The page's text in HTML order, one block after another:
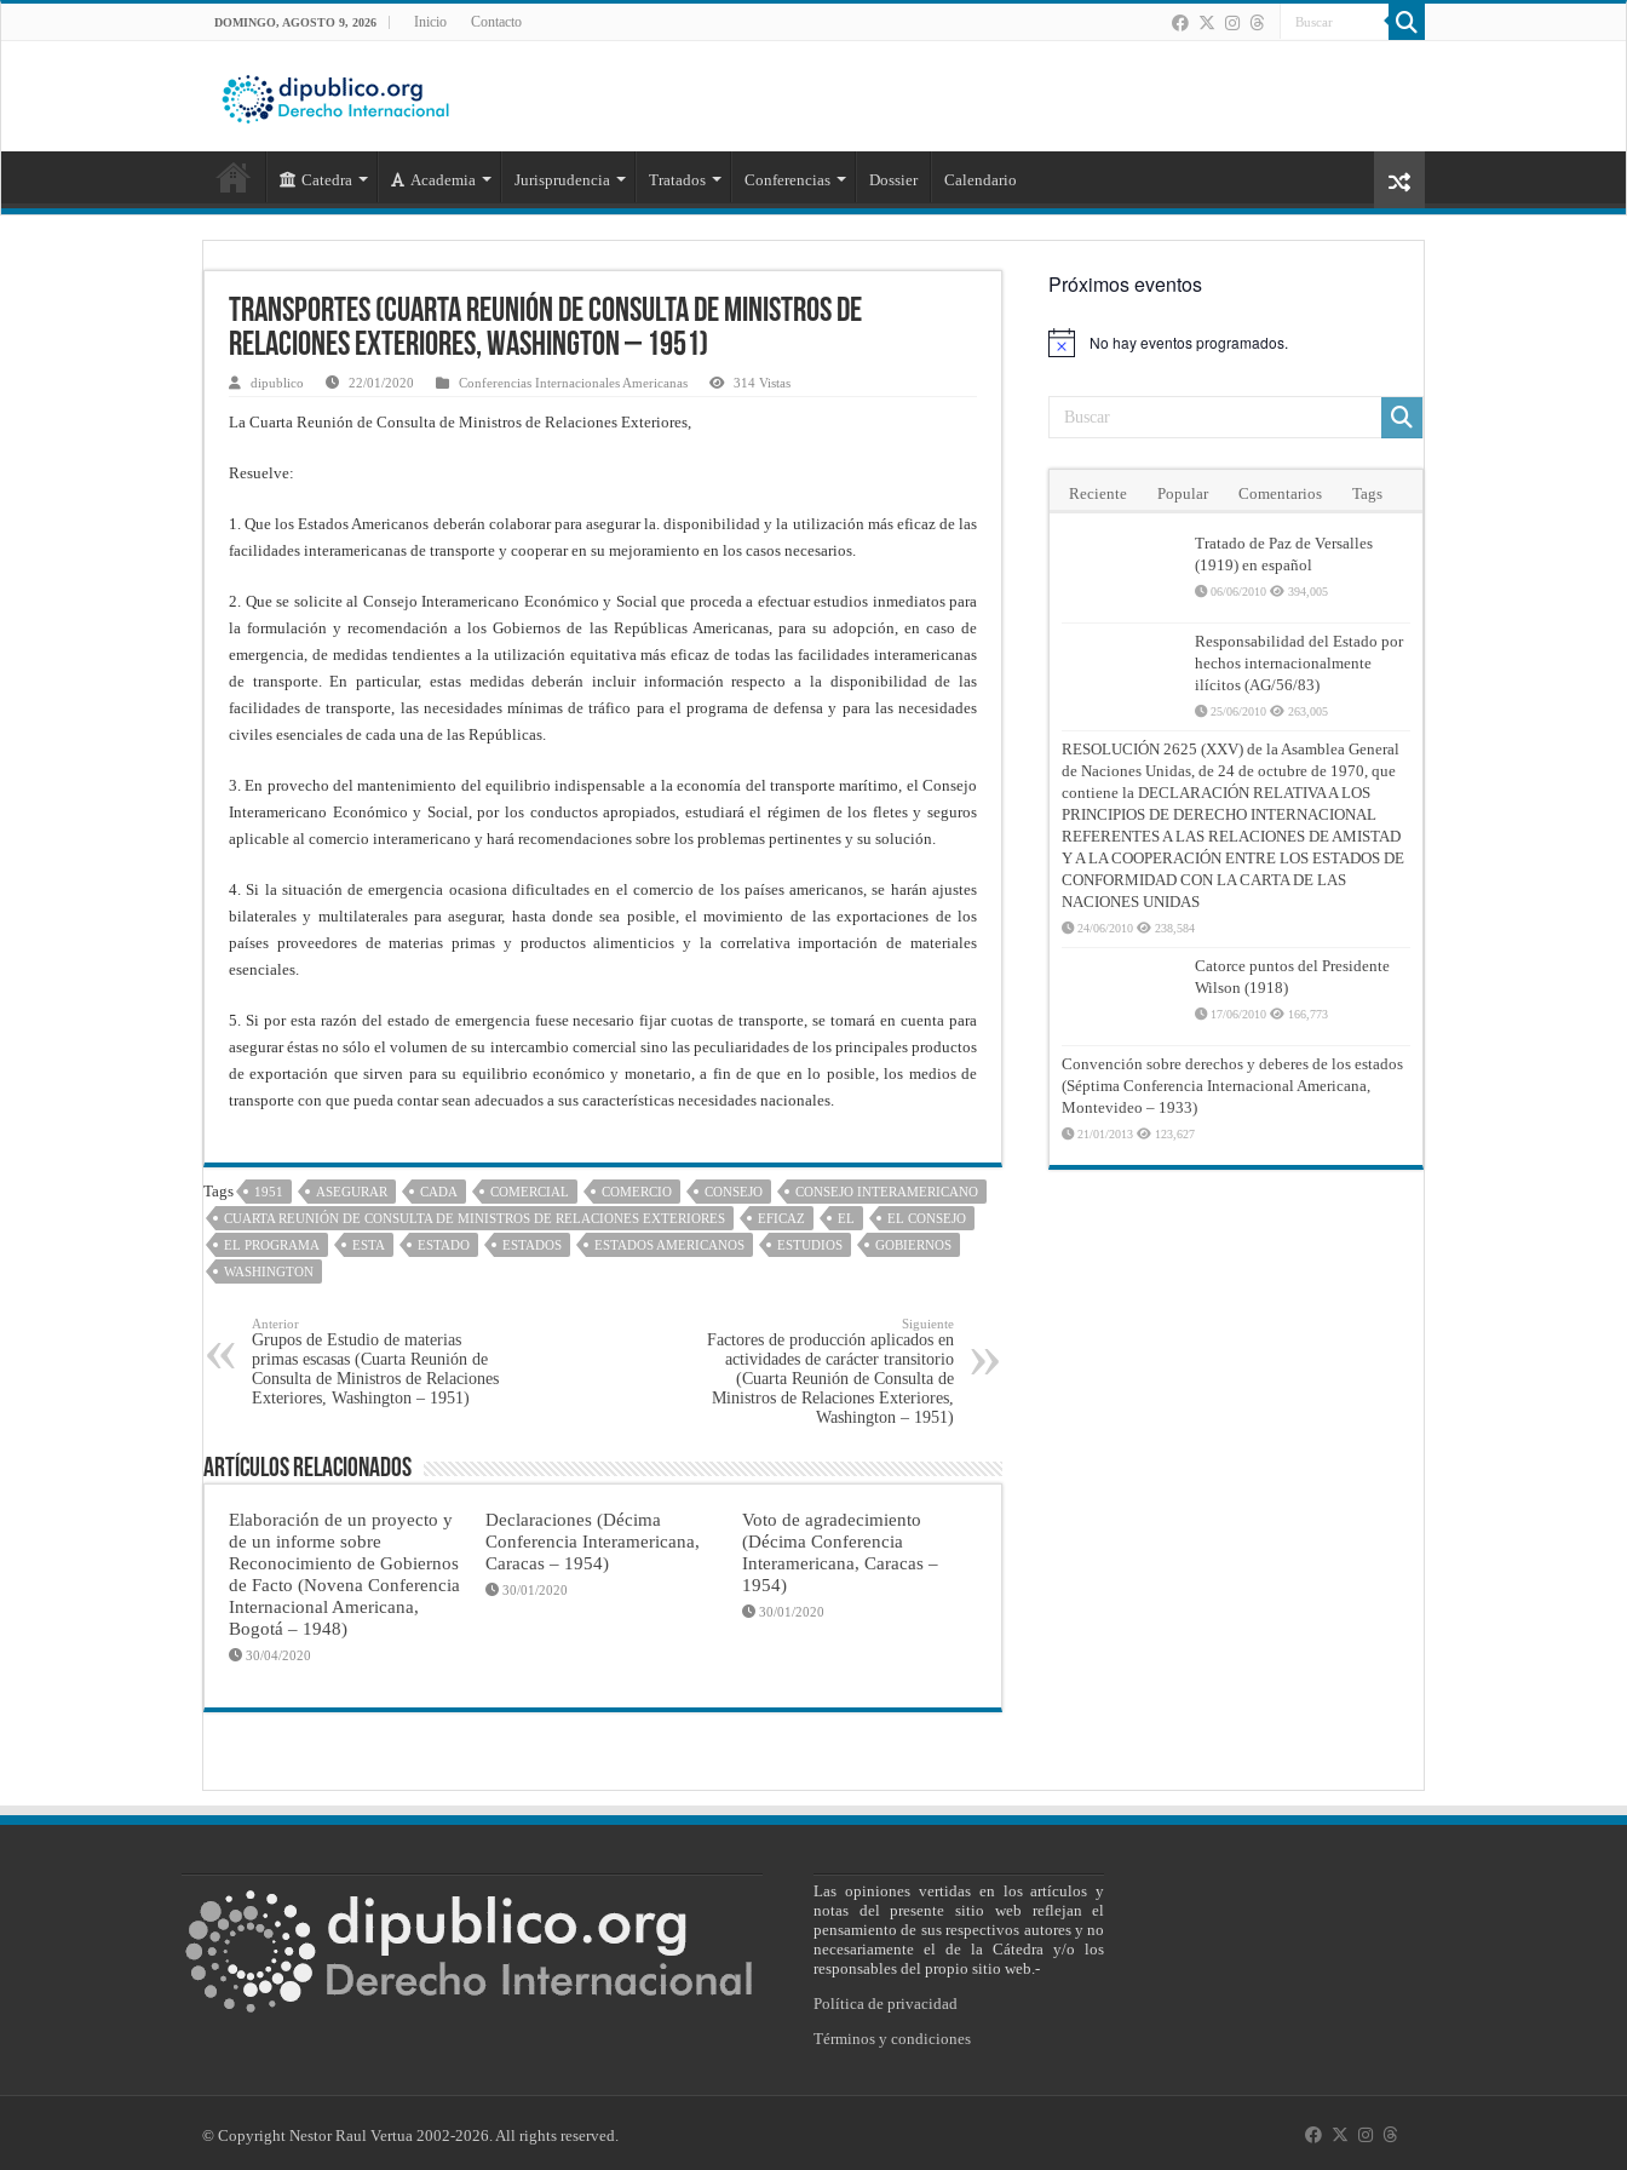
DOMINGO, AGOSTO 9, 2026 Inicio Contacto
Catedra Academia Jurisprudencia Tratados Conferencias Dossier Calendario
Transportes (Cuarta Reunión de Consulta de Ministros de
Relaciones Exteriores, Washington – 1951)
dipublico 22/01/2020 Conferencias Internacionales Americanas 314 Vistas
La Cuarta Reunión de Consulta de Ministros de Relaciones Exteriores,
Resuelve:
1. Que los Estados Americanos deberán colaborar para asegurar la. disponibilidad y la utilización más eficaz de las
facilidades interamericanas de transporte y cooperar en su mejoramiento en los casos necesarios.
2. Que se solicite al Consejo Interamericano Económico y Social que proceda a efectuar estudios inmediatos para
la formulación y recomendación a los Gobiernos de las Repúblicas Americanas, para su adopción, en caso de
emergencia, de medidas tendientes a la utilización equitativa más eficaz de todas las facilidades interamericanas
de transporte. En particular, estas medidas deberán incluir información respecto a la disponibilidad de las
facilidades de transporte, las necesidades mínimas de tráfico para el programa de defensa y para las necesidades
civiles esenciales de cada una de las Repúblicas.
3. En provecho del mantenimiento del equilibrio indispensable a la economía del transporte marítimo, el Consejo
Interamericano Económico y Social, por los conductos apropiados, estudiará el régimen de los fletes y seguros
aplicable al comercio interamericano y hará recomendaciones sobre los problemas pertinentes y su solución.
4. Si la situación de emergencia ocasiona dificultades en el comercio de los países americanos, se harán ajustes
bilaterales y multilaterales para asegurar, hasta donde sea posible, el movimiento de las exportaciones de los
países proveedores de materias primas y productos alimenticios y la correlativa importación de materiales
esenciales.
5. Si por esta razón del estado de emergencia fuese necesario fijar cuotas de transporte, se tomará en cuenta para
asegurar éstas no sólo el volumen de su intercambio comercial sino las peculiaridades de los principales productos
de exportación que sirven para su equilibrio económico y monetario, a fin de que en lo posible, los medios de
transporte con que pueda contar sean adecuados a sus características necesidades nacionales.
Tags 1951 ASEGURAR CADA COMERCIAL COMERCIO CONSEJO
CONSEJO INTERAMERICANO
CUARTA REUNIÓN DE CONSULTA DE MINISTROS DE RELACIONES EXTERIORES
EFICAZ EL
EL CONSEJO
EL PROGRAMA
ESTA ESTADO ESTADOS ESTADOS AMERICANOS ESTUDIOS
GOBIERNOS
WASHINGTON
Anterior
Grupos de Estudio de materias
primas escasas (Cuarta Reunión de
Consulta de Ministros de Relaciones
Exteriores, Washington – 1951)
Siguiente
Factores de producción aplicados en
actividades de carácter transitorio
(Cuarta Reunión de Consulta de
Ministros de Relaciones Exteriores,
Washington – 1951)
Artículos Relacionados
Elaboración de un proyecto y
de un informe sobre
Reconocimiento de Gobiernos
de Facto (Novena Conferencia
Internacional Americana,
Bogotá – 1948)
30/04/2020
Declaraciones (Décima
Conferencia Interamericana,
Caracas – 1954)
30/01/2020
Voto de agradecimiento
(Décima Conferencia
Interamericana, Caracas –
1954)
30/01/2020
Próximos eventos
Aviso No hay eventos programados.
Reciente Popular Comentarios Tags
Tratado de Paz de Versalles
(1919) en español
06/06/2010 394,005
Responsabilidad del Estado por
hechos internacionalmente
ilícitos (AG/56/83)
25/06/2010 263,005
RESOLUCIÓN 2625 (XXV) de la Asamblea General
de Naciones Unidas, de 24 de octubre de 1970, que
contiene la DECLARACIÓN RELATIVA A LOS
PRINCIPIOS DE DERECHO INTERNACIONAL
REFERENTES A LAS RELACIONES DE AMISTAD
Y A LA COOPERACIÓN ENTRE LOS ESTADOS DE
CONFORMIDAD CON LA CARTA DE LAS
NACIONES UNIDAS
24/06/2010 238,584
Catorce puntos del Presidente
Wilson (1918)
17/06/2010 166,773
Convención sobre derechos y deberes de los estados
(Séptima Conferencia Internacional Americana,
Montevideo – 1933)
21/01/2013 123,627
Las opiniones vertidas en los artículos y
notas del presente sitio web reflejan el
pensamiento de sus respectivos autores y no
necesariamente el de la Cátedra y/o los
responsables del propio sitio web.-
Política de privacidad
Términos y condiciones
© Copyright Nestor Raul Vertua 2002-2026. All rights reserved.